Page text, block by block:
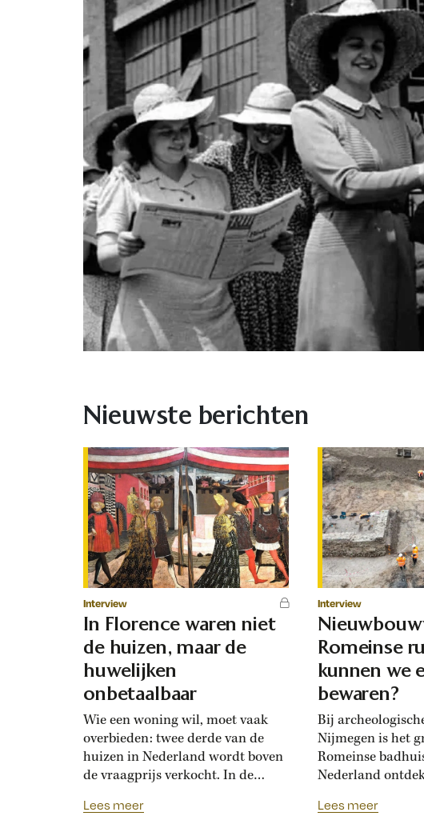
Nieuwste berichten
Interview
In Florence waren niet
de huizen, maar de
huwelijken
onbetaalbaar
Wie een woning wil, moet vaak
overbieden: twee derde van de
huizen in Nederland wordt boven
de vraagprijs verkocht. In de
Lees meer
Interview
Romeinse
kunnen we
bewaren?
Bij
Nijmegen is het
Romeinse
Nederland
Lees meer